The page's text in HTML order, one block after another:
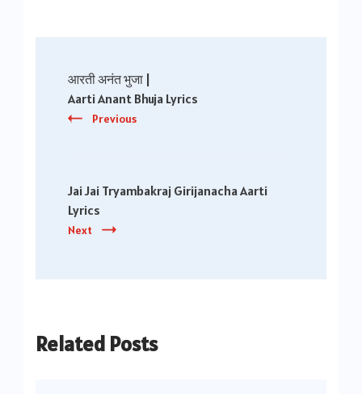
Navigation
आरती अनंत भुजा |
Aarti Anant Bhuja Lyrics
Previous
Jai Jai Tryambakraj Girijanacha Aarti
Lyrics
Next
Related Posts